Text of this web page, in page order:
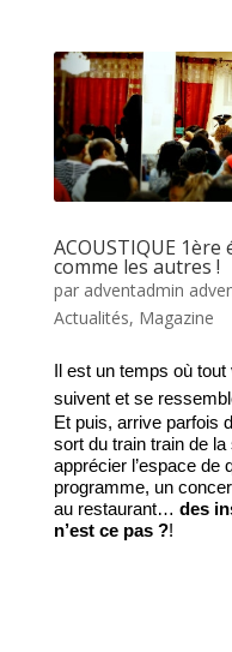
ACOUSTIQUE
comme les autres !
par adventadmin
Actualités, Magazine
Il est un temps où
suivent et se
Et puis, arrive parfois
sort du train train de
apprécier l’espace de
programme, un
au restaurant… des
n’est ce pas ?